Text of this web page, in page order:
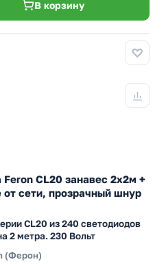
В корзину
CL20 занавес 2x2м +
сети, прозрачный шнур
CL20 из 240 светодиодов
2 метра. 230 Вольт
(Ферон)